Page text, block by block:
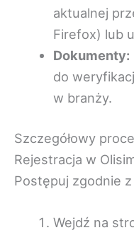
aktualnej
Firefox) lub
Dokumenty:
do
w branży.
Szczegółowy
Rejestracja w
Postępuj zgodnie
Wejdź na